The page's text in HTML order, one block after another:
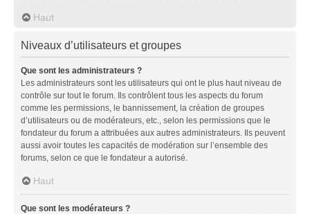
Haut
Niveaux d’utilisateurs et groupes
Que sont les administrateurs ?
Les administrateurs sont les utilisateurs qui ont le plus haut niveau de
contrôle sur tout le forum. Ils contrôlent tous les aspects du forum
comme les permissions, le bannissement, la création de groupes
d’utilisateurs ou de modérateurs, etc., selon les permissions que le
fondateur du forum a attribuées aux autres administrateurs. Ils peuvent
aussi avoir toutes les capacités de modération sur l’ensemble des
forums, selon ce que le fondateur a autorisé.
Haut
Que sont les modérateurs ?